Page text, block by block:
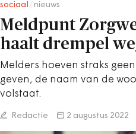
sociaal nieuws
Meldpunt
haalt drempel
Melders hoeven straks
geven, de naam van de
volstaat.
Redactie 2 augustus 2022